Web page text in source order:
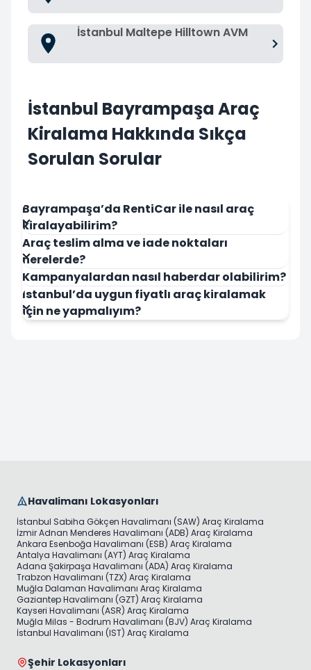
İstanbul Maltepe Hilltown AVM
İstanbul Bayrampaşa Araç
Kiralama Hakkında Sıkça
Sorulan Sorular
Bayrampaşa’da RentiCar ile nasıl araç
kiralayabilirim?
Araç teslim alma ve iade noktaları
nerelerde?
Kampanyalardan nasıl haberdar olabilirim?
İstanbul’da uygun fiyatlı araç kiralamak
için ne yapmalıyım?
Havalimanı Lokasyonları
İstanbul Sabiha Gökçen Havalimanı (SAW) Araç Kiralama
İzmir Adnan Menderes Havalimanı (ADB) Araç Kiralama
Ankara Esenboğa Havalimanı (ESB) Araç Kiralama
Antalya Havalimanı (AYT) Araç Kiralama
Adana Şakirpaşa Havalimanı (ADA) Araç Kiralama
Trabzon Havalimanı (TZX) Araç Kiralama
Muğla Dalaman Havalimanı Araç Kiralama
Gaziantep Havalimanı (GZT) Araç Kiralama
Kayseri Havalimanı (ASR) Araç Kiralama
Muğla Milas - Bodrum Havalimanı (BJV) Araç Kiralama
İstanbul Havalimanı (IST) Araç Kiralama
Şehir Lokasyonları